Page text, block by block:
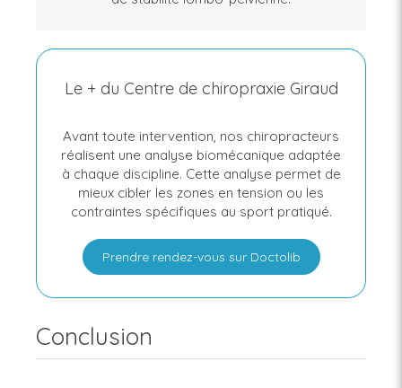
Le + du Centre de chiropraxie Giraud
Avant toute intervention, nos chiropracteurs
réalisent une analyse biomécanique adaptée
à chaque discipline. Cette analyse permet de
mieux cibler les zones en tension ou les
contraintes spécifiques au sport pratiqué.
Prendre rendez-vous sur Doctolib
Conclusion